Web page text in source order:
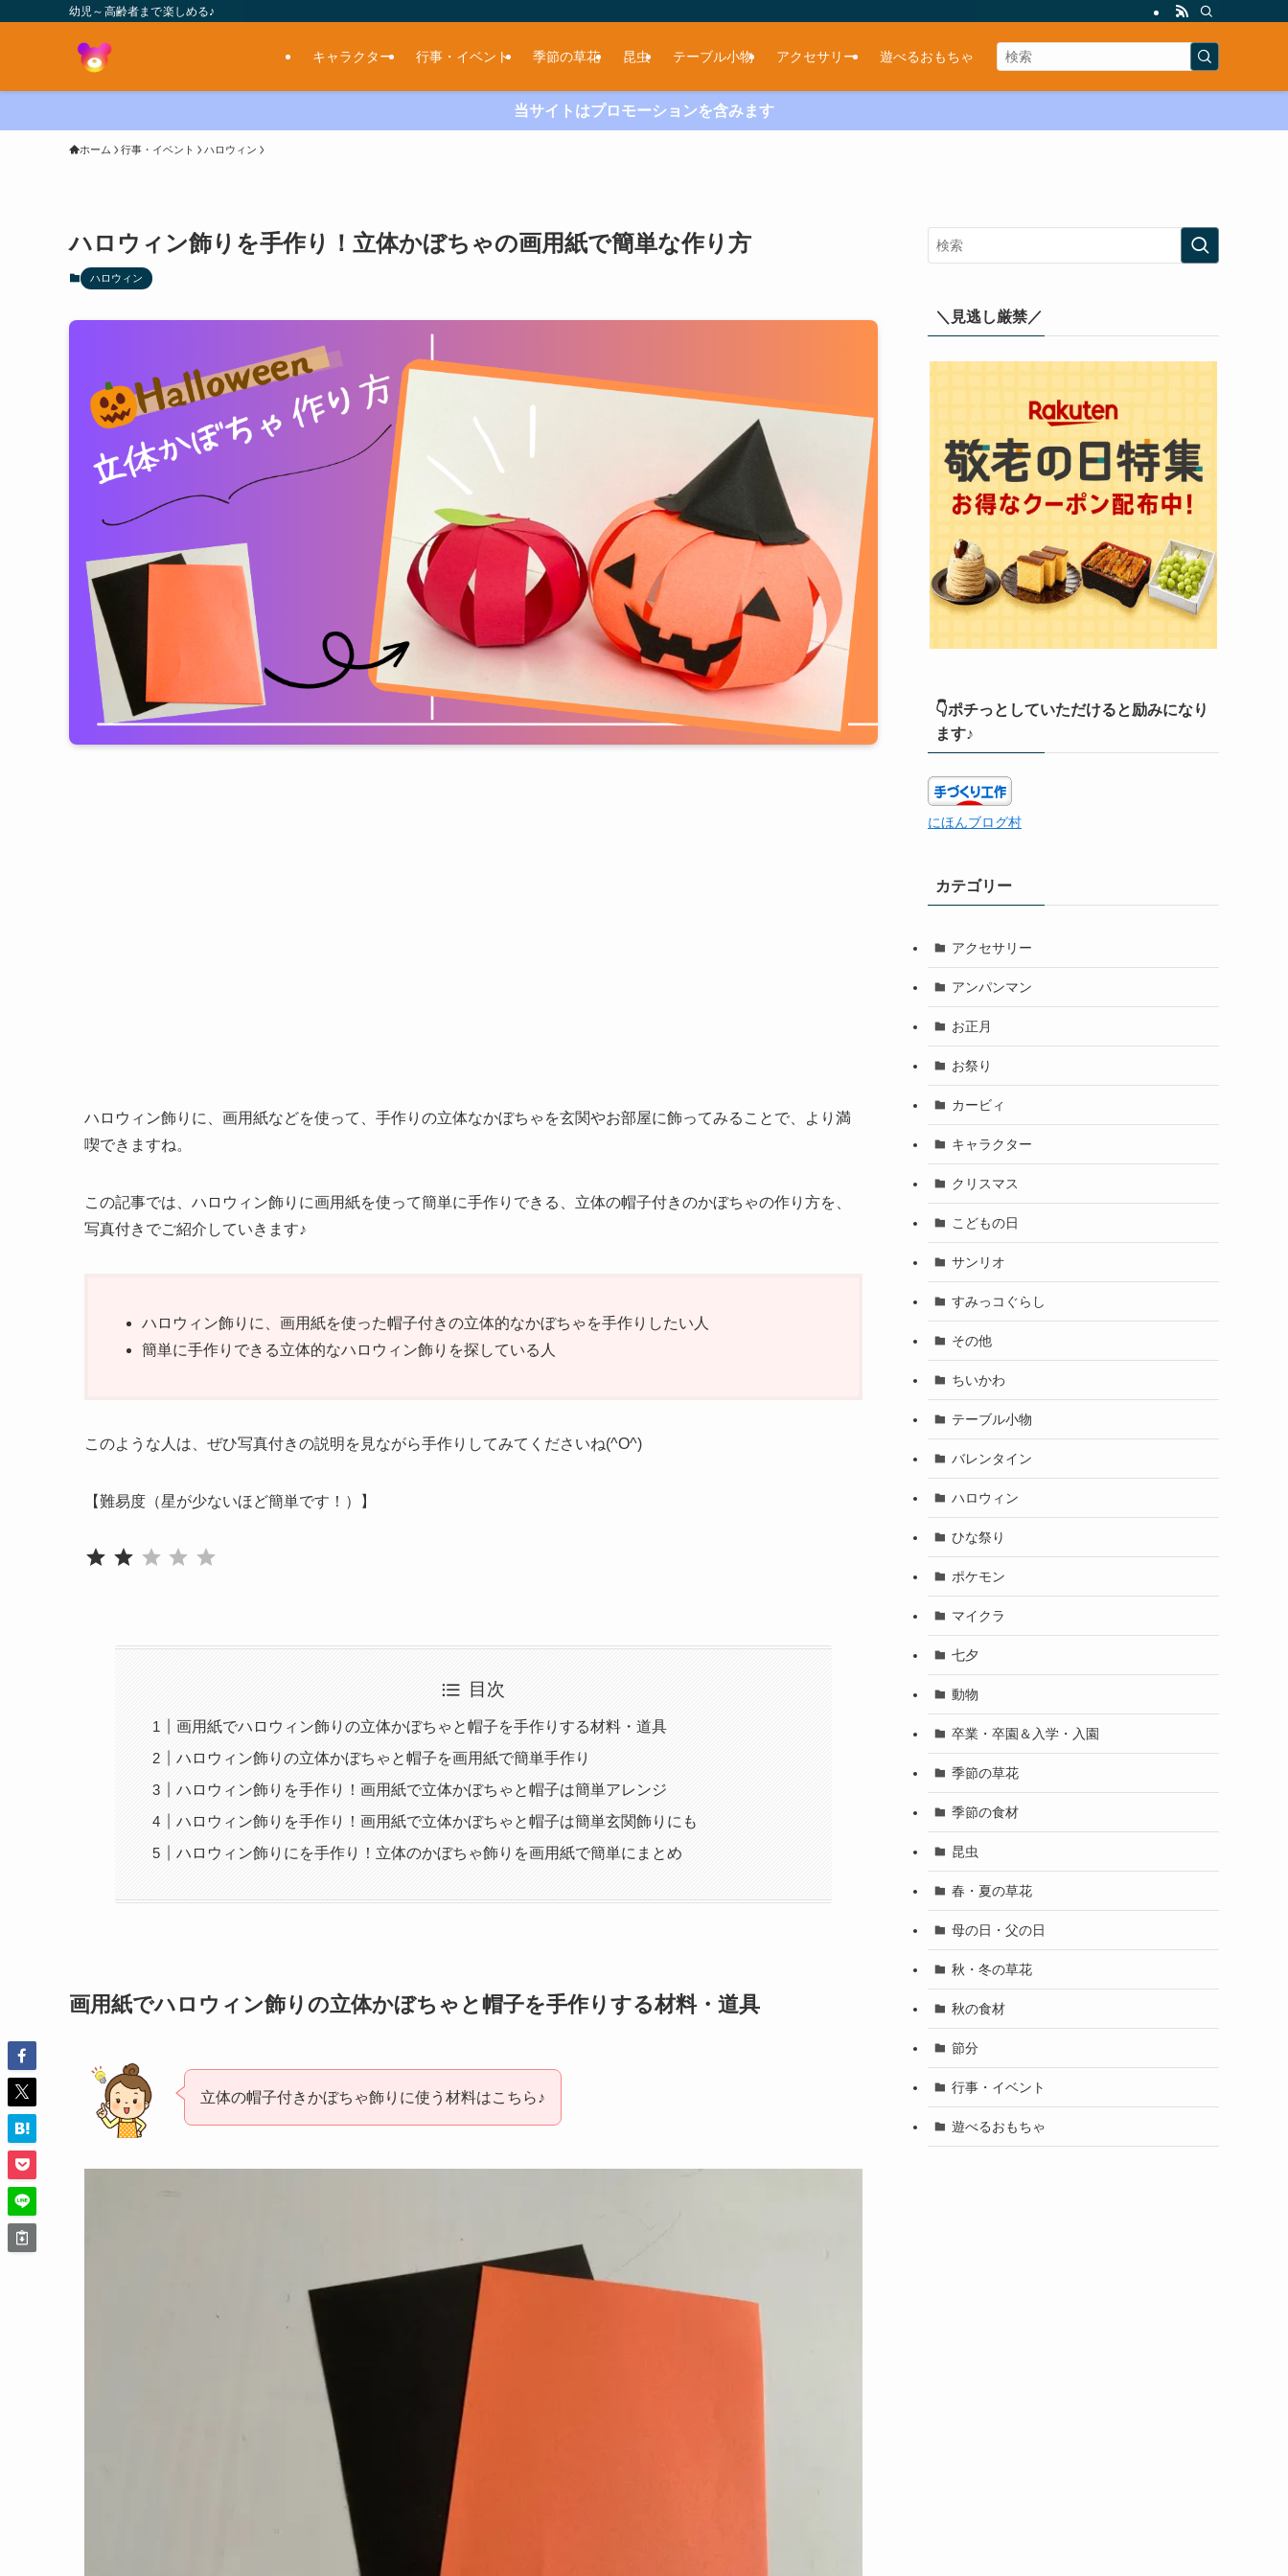
幼児～高齢者まで楽しめる♪
キャラクター 行事・イベント 季節の草花 昆虫 テーブル小物 アクセサリー 遊べるおもちゃ
当サイトはプロモーションを含みます
ホーム 行事・イベント ハロウィン
ハロウィン飾りを手作り！立体かぼちゃの画用紙で簡単な作り方
ハロウィン
ハロウィン飾りに、画用紙などを使って、手作りの立体なかぼちゃを玄関やお部屋に飾ってみることで、より満
喫できますね。
この記事では、ハロウィン飾りに画用紙を使って簡単に手作りできる、立体の帽子付きのかぼちゃの作り方を、
写真付きでご紹介していきます♪
ハロウィン飾りに、画用紙を使った帽子付きの立体的なかぼちゃを手作りしたい人
簡単に手作りできる立体的なハロウィン飾りを探している人
このような人は、ぜひ写真付きの説明を見ながら手作りしてみてくださいね(^O^)
【難易度（星が少ないほど簡単です！）】
⭐
目次
画用紙でハロウィン飾りの立体かぼちゃと帽子を手作りする材料・道具
ハロウィン飾りの立体かぼちゃと帽子を画用紙で簡単手作り
ハロウィン飾りを手作り！画用紙で立体かぼちゃと帽子は簡単アレンジ
ハロウィン飾りを手作り！画用紙で立体かぼちゃと帽子は簡単玄関飾りにも
ハロウィン飾りにを手作り！立体のかぼちゃ飾りを画用紙で簡単にまとめ
画用紙でハロウィン飾りの立体かぼちゃと帽子を手作りする材料・道具
立体の帽子付きかぼちゃ飾りに使う材料はこちら♪
＼見逃し厳禁／
👇ポチっとしていただけると励みになり
ます♪
にほんブログ村
カテゴリー
アクセサリー
アンパンマン
お正月
お祭り
カービィ
キャラクター
クリスマス
こどもの日
サンリオ
すみっコぐらし
その他
ちいかわ
テーブル小物
バレンタイン
ハロウィン
ひな祭り
ポケモン
マイクラ
七夕
動物
卒業・卒園＆入学・入園
季節の草花
季節の食材
昆虫
春・夏の草花
母の日・父の日
秋・冬の草花
秋の食材
節分
行事・イベント
遊べるおもちゃ